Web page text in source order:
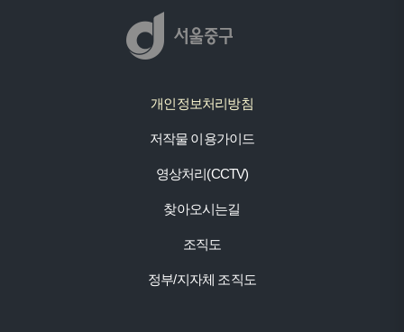
개인정보처리방침
저작물 이용가이드
영상처리(CCTV)
찾아오시는길
조직도
정부/지자체 조직도